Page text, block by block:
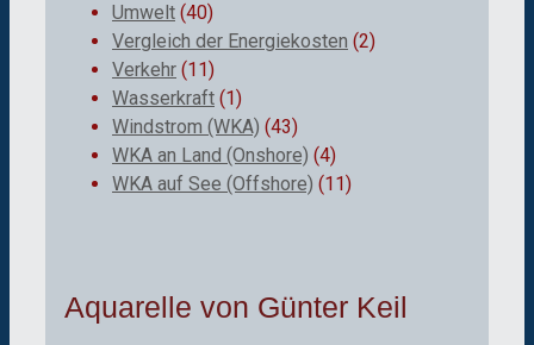
Umwelt (40)
Vergleich der Energiekosten (2)
Verkehr (11)
Wasserkraft (1)
Windstrom (WKA) (43)
WKA an Land (Onshore) (4)
WKA auf See (Offshore) (11)
Aquarelle von Günter Keil